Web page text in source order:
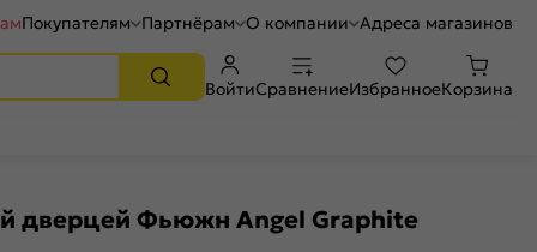
Покупателям Партнёрам О компании Адреса магазинов
ВойтиСравнениеИзбранноеКорзина
дверцей Фьюжн Angel Graphite